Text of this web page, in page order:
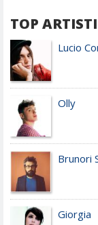
TOP ARTISTI
Lucio
Olly
Brunori
Giorgia